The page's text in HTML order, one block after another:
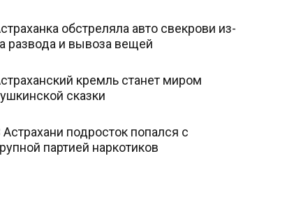
обстреляла авто свекрови из-
развода и вывоза вещей
кремль станет миром
сказки
Астрахани подросток попался с
партией наркотиков